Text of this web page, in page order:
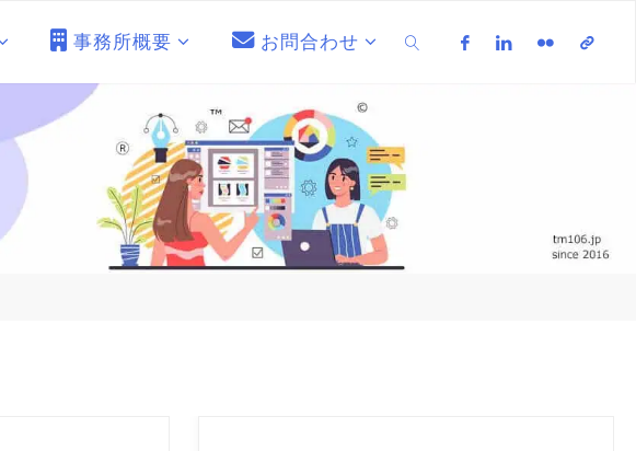
事務所概要 お問合わせ